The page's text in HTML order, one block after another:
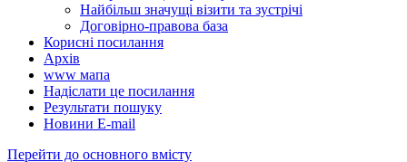
Найбільш значущі візити та зустрічі
Договірно-правова база
Корисні посилання
Архів
www мапа
Надіслати це посилання
Результати пошуку
Новини Е-mail
Перейти до основного вмісту